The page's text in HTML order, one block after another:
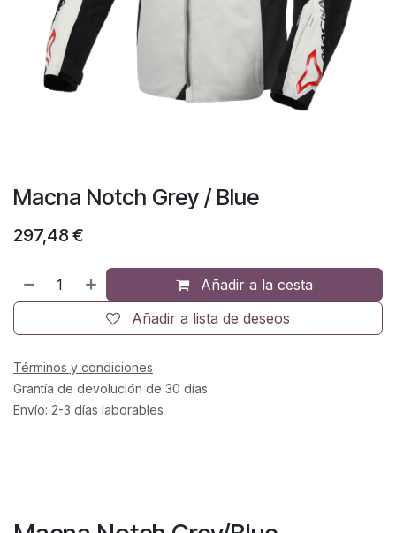
Macna Notch Grey / Blue
297,48€
Añadir a la cesta
Añadir a lista de deseos
Términos y condiciones
Grantía de devolución de 30 días
Envío: 2-3 días laborables